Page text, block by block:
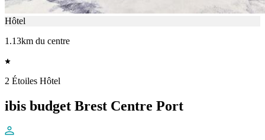
Hôtel
1.13km du centre
2 Étoiles Hôtel
ibis budget Brest Centre Port